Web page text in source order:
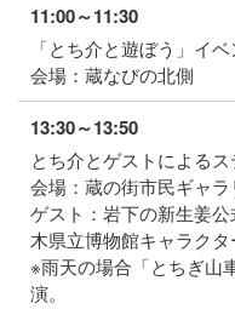
11:00～11:30
「とち介と遊ぼう」イベ
会場：蔵なびの北側
13:30～13:50
とち介とゲストによるス
会場：蔵の街市民ギャラ
ゲスト：岩下の新生姜
木県立博物館キャラクタ
※雨天の場合「とちぎ山
演。